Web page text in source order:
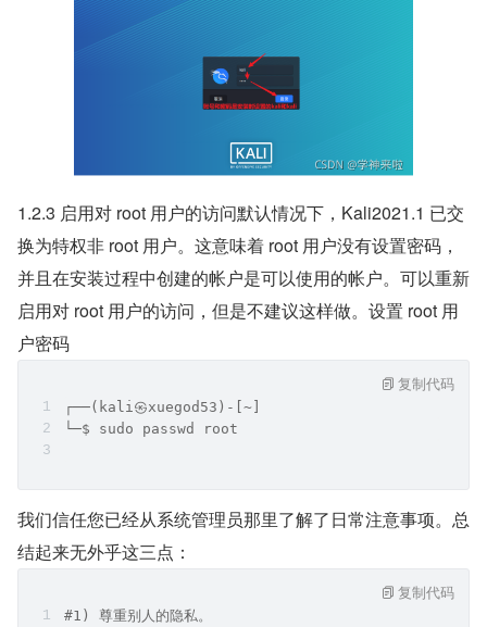
1.2.3 启用对 root 用户的访问默认情况下，Kali2021.1 已交
换为特权非 root 用户。这意味着 root 用户没有设置密码，
并且在安装过程中创建的帐户是可以使用的帐户。可以重新
启用对 root 用户的访问，但是不建议这样做。设置 root 用
户密码
┌──(kali㉿xuegod53)-[~]
└─$ sudo passwd root
复制代码
我们信任您已经从系统管理员那里了解了日常注意事项。总
结起来无外乎这三点：
#1) 尊重别人的隐私。
复制代码